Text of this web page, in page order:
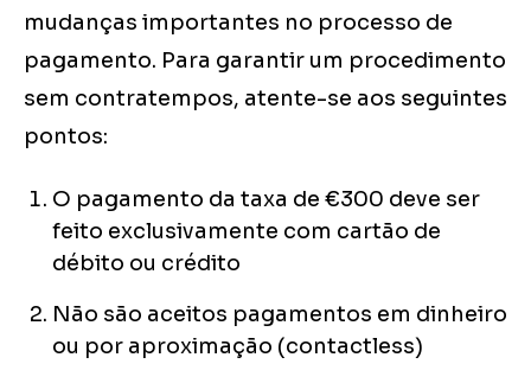
mudanças importantes no processo de
pagamento. Para garantir um procedimento
sem contratempos, atente-se aos seguintes
pontos:
O pagamento da taxa de €300 deve ser
feito exclusivamente com cartão de
débito ou crédito
Não são aceitos pagamentos em dinheiro
ou por aproximação (contactless)